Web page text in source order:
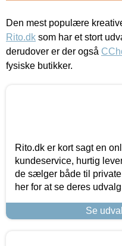
Den mest populære
Rito.dk som har et stort
derudover er der også
fysiske butikker.
Rito.dk er kort sagt en
kundeservice, hurtig
de sælger både til
her for at se deres
Se